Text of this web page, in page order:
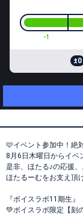
-1
±0
🩷イベント参加中！絶
8月6日木曜日からイベ
是非、ほたる♪の応援
ほたるーむをお支え頂
『ボイスラボ11期生』
💚ボイスラボ限定【刻